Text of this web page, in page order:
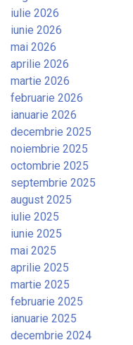
iulie 2026
iunie 2026
mai 2026
aprilie 2026
martie 2026
februarie 2026
ianuarie 2026
decembrie 2025
noiembrie 2025
octombrie 2025
septembrie 2025
august 2025
iulie 2025
iunie 2025
mai 2025
aprilie 2025
martie 2025
februarie 2025
ianuarie 2025
decembrie 2024